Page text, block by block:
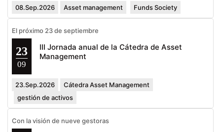
08.Sep.2026 Asset management Funds Society
El próximo 23 de septiembre
23
09
III Jornada anual de la Cátedra de Asset
Management
23.Sep.2026
Cátedra Asset Management
gestión de activos
Con la visión de nueve gestoras